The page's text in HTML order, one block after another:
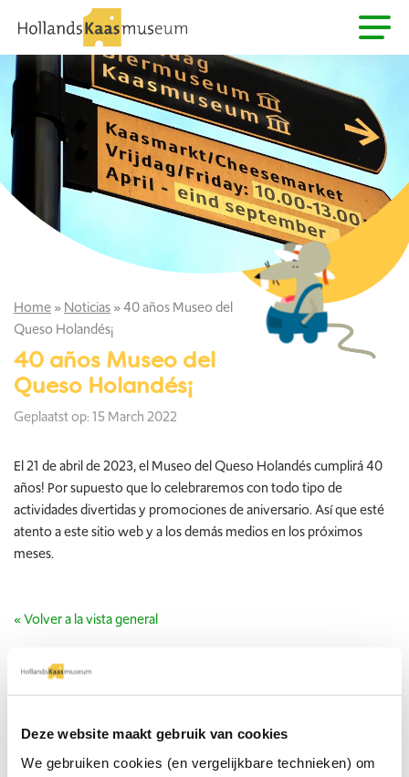
Deze website maakt gebruik van cookies
We gebruiken cookies (en vergelijkbare technieken) om
Home»Noticias»40 años Museo del
Queso Holandés¡
40 años Museo del
Queso Holandés¡
Geplaatst op: 15 March 2022
El 21 de abril de 2023, el Museo del Queso Holandés cumplirá 40
años! Por supuesto que lo celebraremos con todo tipo de
actividades divertidas y promociones de aniversario. Así que esté
atento a este sitio web y a los demás medios en los próximos
meses.
« Volver a la vista general